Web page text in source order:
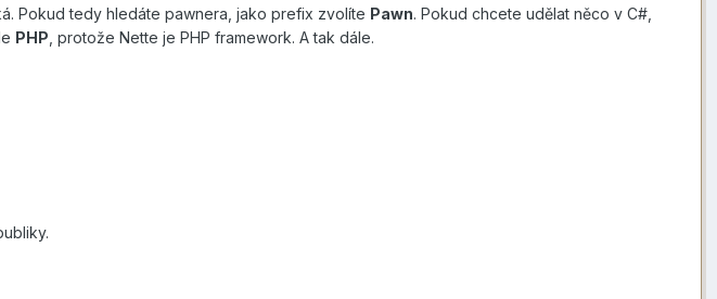
Pokud tedy hledáte pawnera, jako prefix zvolíte Pawn. Pokud chcete udělat něco v C#,
PHP , protože Nette je PHP framework. A tak dále.